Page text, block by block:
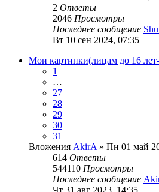
2 Ответы
2046 Просмотры
Последнее сообщение
Вт 10 сен 2024, 07:35
Мои картинки(лицам до 16
1
…
27
28
29
30
31
Вложения AkirA » Пн 01 май
614 Ответы
544110 Просмотры
Последнее сообщение
Чт 31 авг 2023, 14:35